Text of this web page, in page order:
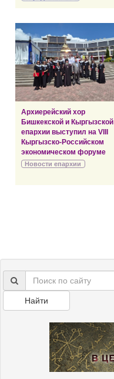
Архиерейский хор
Бишкекской и Кыргызской
епархии выступил на VIII
Кыргызско-Российском
экономическом форуме
Новости епархии
Найти